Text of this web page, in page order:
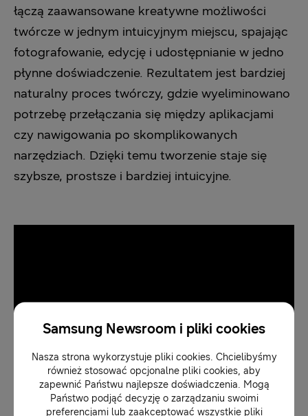
łączą zaawansowane kreatywne możliwości
twórcze w jednym intuicyjnym miejscu, spajając
fotografowanie, edycję i udostępnianie w jedno
płynne doświadczenie. Rezultatem jest bardziej
naturalny proces twórczy, gdzie wyeliminowano
potrzebę przełączania się między aplikacjami
czy nawigowania po skomplikowanych
narzędziach. Dzięki temu tworzenie staje się
szybsze, prostsze i bardziej intuicyjne.
Samsung Newsroom i pliki cookies
Nasza strona wykorzystuje pliki cookies. Chcielibyśmy
również stosować opcjonalne pliki cookies, aby
zapewnić Państwu najlepsze doświadczenia. Mogą
Państwo podjąć decyzję o zarządzaniu swoimi
preferencjami lub zaakceptować wszystkie pliki